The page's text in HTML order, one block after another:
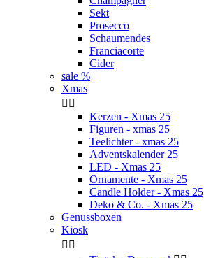
Sekt
Prosecco
Schaumendes
Franciacorte
Cider
sale %
Xmas
 
Kerzen - Xmas 25
Figuren - xmas 25
Teelichter - xmas 25
Adventskalender 25
LED - Xmas 25
Ornamente - Xmas 25
Candle Holder - Xmas 25
Deko & Co. - Xmas 25
Genussboxen
Kiosk
 